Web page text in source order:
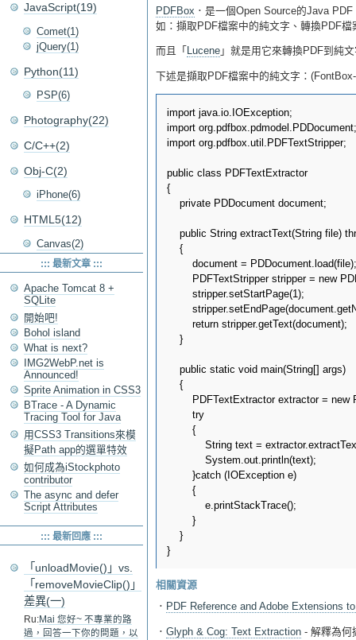
PDFBox ．是一個Open Source的Java
如：擷取PDF檔案中的純文字、轉換PDF
而且「 Lucene 」就是用它來轉換PDF到純
下述是擷取PDF檔案中的純文字：
import java.io.IOException;
import org.pdfbox.pdmodel.PDDocument;
import org.pdfbox.util.PDFTextStripper;
public class PDFTextExtractor
{
    private PDDocument document;
public String extractText(String file)
    {
document =
PDFTextStripper stripper = new
        stripper.setStartPage(1);
        return stripper.getText(document);
    }
    public static void main(String[] args)
    {
PDFTextExtractor extractor =
        try
        {
String text =
            System.out.println(text);
        }catch (IOException e)
        {
            e.printStackTrace();
        }
    }
}
相關資源
． PDF Reference and Adobe Extensions
． Glyph & Cog: Text Extraction - 解釋為何
JavaScript(19)
Comet(1)
jQuery(1)
Python(11)
PSP(6)
Photography(22)
C/C++(2)
Obj-C(2)
iPhone(6)
HTML5(12)
Canvas(2)
::: 最新文章 :::
Apache Tomcat 8 +
SQLite
開始吧!
Bohol island
What is next?
IMG2WebP.net is
Announced!
Sprite Animation in CSS3
BTrace - A Dynamic
Tracing Tool for Java
用CSS3 Transitions來模
擬Path app的選單特效
如何成為iStockphoto
contributor
The async and defer
Script Attributes
::: 最新回應 :::
「unloadMovie()」vs.
「removeMovieClip()」
差異(一)
Ru:Mai 您好~ 不專業的路
過，回答一下你的問題，以